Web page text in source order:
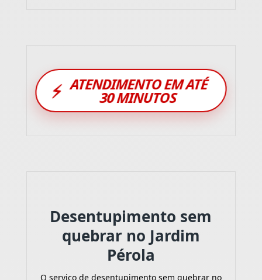
⚡ ATENDIMENTO EM ATÉ
30 MINUTOS
Desentupimento sem
quebrar no Jardim
Pérola
O serviço de desentupimento sem quebrar no